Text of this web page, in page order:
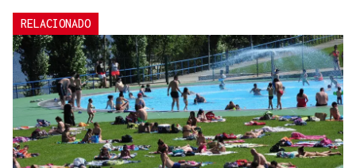
RELACIONADO